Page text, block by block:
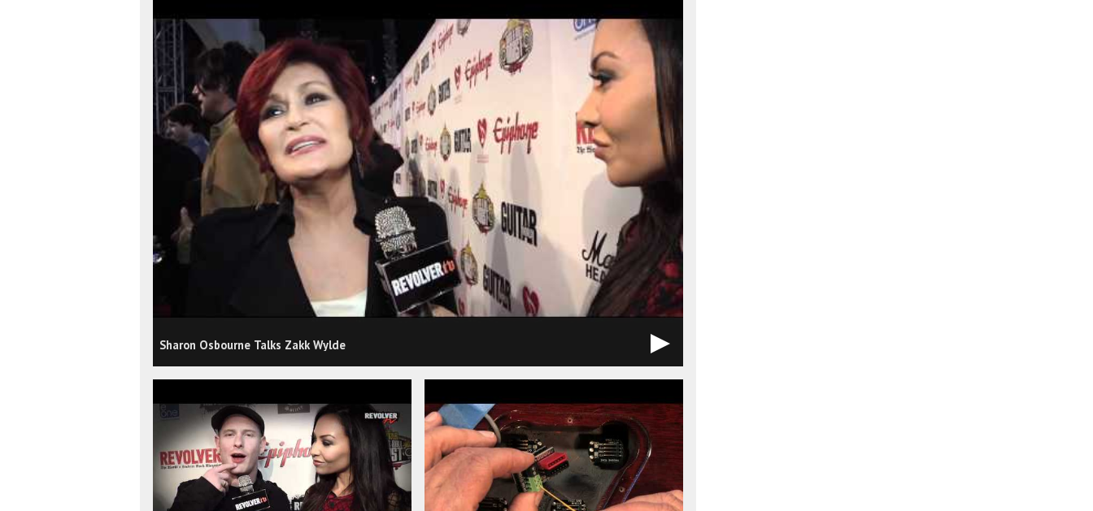
Sharon Osbourne Talks Zakk Wylde